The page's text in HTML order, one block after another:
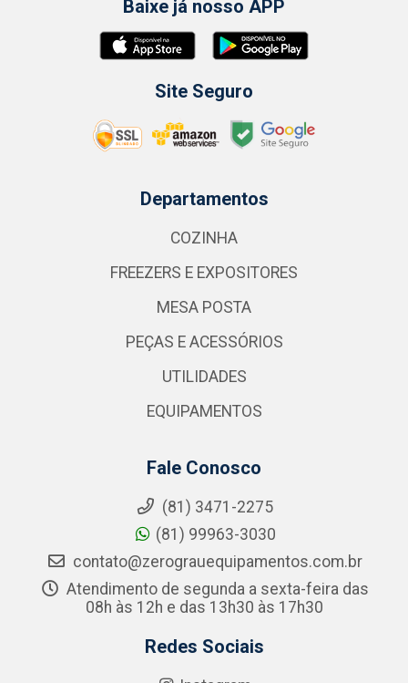
Baixe já nosso APP
Site Seguro
Departamentos
COZINHA
FREEZERS E EXPOSITORES
MESA POSTA
PEÇAS E ACESSÓRIOS
UTILIDADES
EQUIPAMENTOS
Fale Conosco
(81) 3471-2275
(81) 99963-3030
contato@zerograuequipamentos.com.br
Atendimento de segunda a sexta-feira das
08h às 12h e das 13h30 às 17h30
Redes Sociais